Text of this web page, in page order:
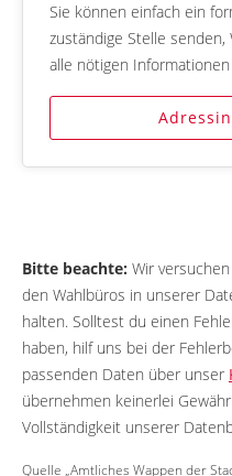
Sie können einfach ein
zuständige Stelle
alle nötigen
Bitte beachte: Wir
den Wahlbüros in unserer
halten. Solltest du einen
haben, hilf uns bei der
passenden Daten über unser
übernehmen keinerlei
Vollständigkeit unserer
Quelle „Amtliches Wappen der